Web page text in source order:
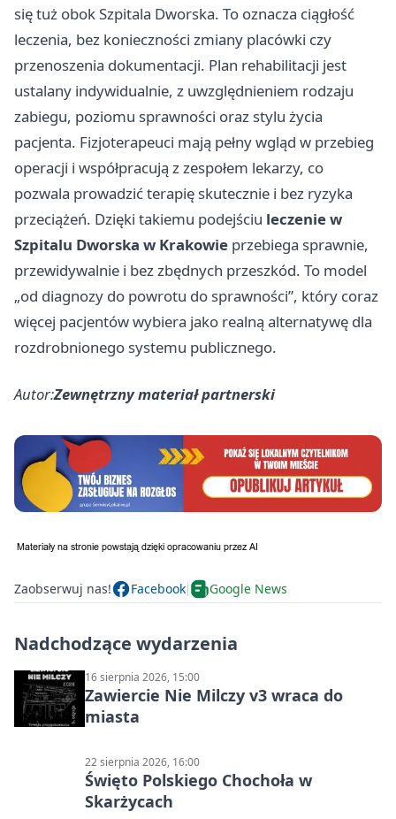
się tuż obok Szpitala Dworska. To oznacza ciągłość
leczenia, bez konieczności zmiany placówki czy
przenoszenia dokumentacji. Plan rehabilitacji jest
ustalany indywidualnie, z uwzględnieniem rodzaju
zabiegu, poziomu sprawności oraz stylu życia
pacjenta. Fizjoterapeuci mają pełny wgląd w przebieg
operacji i współpracują z zespołem lekarzy, co
pozwala prowadzić terapię skutecznie i bez ryzyka
przeciążeń. Dzięki takiemu podejściu leczenie w
Szpitalu Dworska w Krakowie przebiega sprawnie,
przewidywalnie i bez zbędnych przeszkód. To model
„od diagnozy do powrotu do sprawności”, który coraz
więcej pacjentów wybiera jako realną alternatywę dla
rozdrobnionego systemu publicznego.
Autor:Zewnętrzny materiał partnerski
Zaobserwuj nas! Facebook Google News
Nadchodzące wydarzenia
16 sierpnia 2026, 15:00
Zawiercie Nie Milczy v3 wraca do
miasta
22 sierpnia 2026, 16:00
Święto Polskiego Chochoła w
Skarżycach